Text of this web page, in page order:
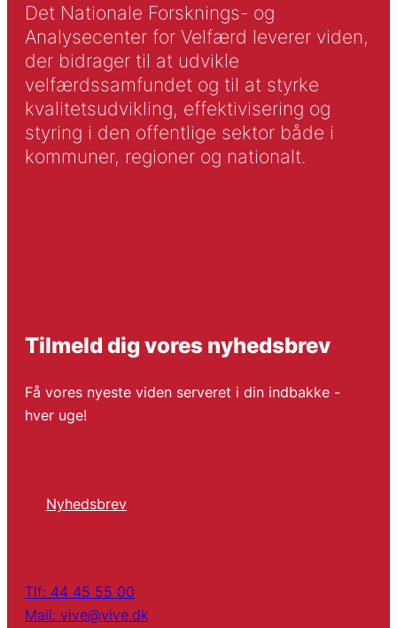
Det Nationale Forsknings- og
Analysecenter for Velfærd leverer viden,
der bidrager til at udvikle
velfærdssamfundet og til at styrke
kvalitetsudvikling, effektivisering og
styring i den offentlige sektor både i
kommuner, regioner og nationalt.
Tilmeld dig vores nyhedsbrev
Få vores nyeste viden serveret i din indbakke -
hver uge!
Nyhedsbrev
Tlf: 44 45 55 00
Mail: vive@vive.dk